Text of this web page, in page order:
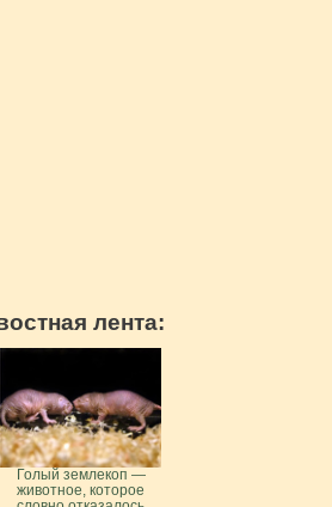
лента:
Голый землекоп —
животное, которое